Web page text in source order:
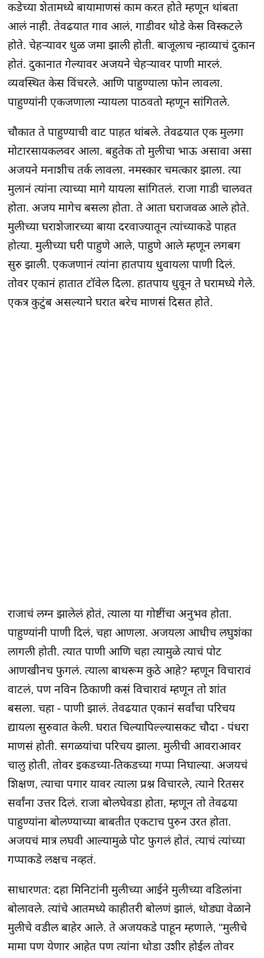
कडेच्या शेतामध्ये बायामाणसं काम करत होते म्हणून थांबता
आलं नाही. तेवढयात गाव आलं, गाडीवर थोडे केस विस्कटले
होते. चेहऱ्यावर धुळ जमा झाली होती. बाजूलाच न्हाव्याचं दुकान
होतं. दुकानात गेल्यावर अजयने चेहऱ्यावर पाणी मारलं.
व्यवस्थित केस विंचरले. आणि पाहुण्याला फोन लावला.
पाहुण्यांनी एकजणाला न्यायला पाठवतो म्हणून सांगितले.
चौकात ते पाहुण्याची वाट पाहत थांबले. तेवढयात एक मुलगा
मोटारसायकलवर आला. बहुतेक तो मुलीचा भाऊ असावा असा
अजयने मनाशीच तर्क लावला. नमस्कार चमत्कार झाला. त्या
मुलानं त्यांना त्याच्या मागे यायला सांगितलं. राजा गाडी चालवत
होता. अजय मागेच बसला होता. ते आता घराजवळ आले होते.
मुलीच्या घराशेजारच्या बाया दरवाज्यातून त्यांच्याकडे पाहत
होत्या. मुलीच्या घरी पाहुणे आले, पाहुणे आले म्हणून लगबग
सुरु झाली. एकजणानं त्यांना हातपाय धुवायला पाणी दिलं.
तोवर एकानं हातात टॉवेल दिला. हातपाय धुवून ते घरामध्ये गेले.
एकत्र कुटुंब असल्याने घरात बरेच माणसं दिसत होते.
राजाचं लग्न झालेलं होतं, त्याला या गोष्टींचा अनुभव होता.
पाहुण्यांनी पाणी दिलं, चहा आणला. अजयला आधीच लघुशंका
लागली होती. त्यात पाणी आणि चहा त्यामुळे त्याचं पोट
आणखीनच फुगलं. त्याला बाथरूम कुठे आहे? म्हणून विचारावं
वाटलं, पण नविन ठिकाणी कसं विचारावं म्हणून तो शांत
बसला. चहा - पाणी झालं. तेवढयात एकानं सर्वांचा परिचय
द्यायला सुरुवात केली. घरात चिल्यापिल्ल्यासकट चौदा - पंधरा
माणसं होती. सगळयांचा परिचय झाला. मुलीची आवराआवर
चालु होती, तोवर इकडच्या-तिकडच्या गप्पा निघाल्या. अजयचं
शिक्षण, त्याचा पगार यावर त्याला प्रश्न विचारले, त्याने रितसर
सर्वांना उत्तर दिलं. राजा बोलघेवडा होता, म्हणून तो तेवढया
पाहुण्यांना बोलण्याच्या बाबतीत एकटाच पुरुन उरत होता.
अजयचं मात्र लघवी आल्यामुळे पोट फुगलं होतं, त्याचं त्यांच्या
गप्पाकडे लक्षच नव्हतं.
साधारणत: दहा मिनिटांनी मुलीच्या आईने मुलीच्या वडिलांना
बोलावले. त्यांचे आतमध्ये काहीतरी बोलणं झालं, थोड्या वेळाने
मुलीचे वडील बाहेर आले. ते अजयकडे पाहून म्हणाले, "मुलीचे
मामा पण येणार आहेत पण त्यांना थोडा उशीर होईल तोवर